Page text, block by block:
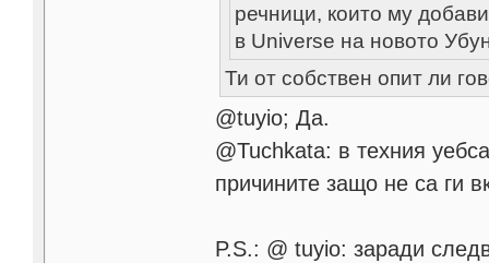
речници, които му
в Universe на новото
Ти от собствен опит ли
@tuyio; Да.
@Tuchkata: в техния
причините защо не са ги
P.S.: @ tuyio: заради